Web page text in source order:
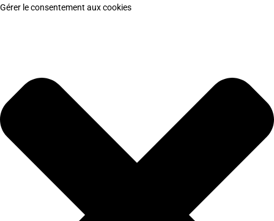
Gérer le consentement aux cookies